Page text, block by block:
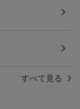
すべて見る